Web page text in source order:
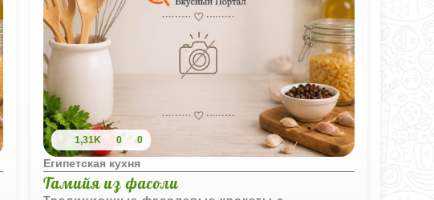
1,31K 0 0
Египетская кухня
Тамийя из фасоли